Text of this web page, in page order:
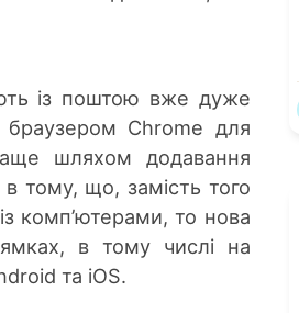
із поштою вже дуже
Chrome для
шляхом додавання
тому, що, замість того
комп’ютерами, то нова
в тому числі на
та iOS.